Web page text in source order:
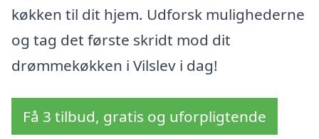
køkken til dit hjem. Udforsk mulighederne
og tag det første skridt mod dit
drømmekøkken i Vilslev i dag!
Få 3 tilbud, gratis og uforpligtende